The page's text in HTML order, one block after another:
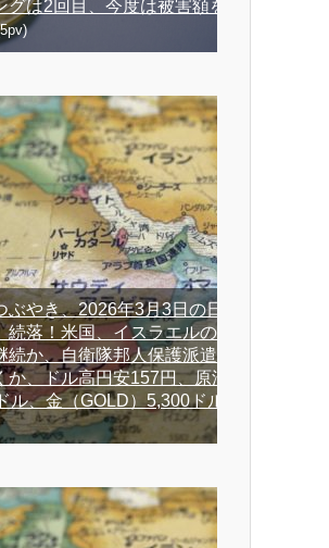
グは2回目、今度は被害額を
ぶやき、2026年3月3日の日
続落！米国、イスラエルの
続か、自衛隊邦人保護派遣
か、ドル高円安157円、原油
ル、金（GOLD）5,300ドル